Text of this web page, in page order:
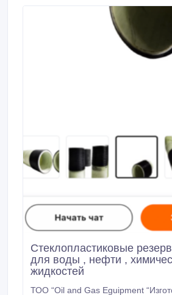
Стеклопластиковые
для воды , нефти ,
жидкостей
ТОО “Oil and Gas Eguipment